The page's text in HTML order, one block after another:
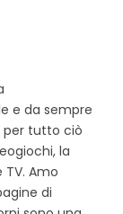
e da sempre
per tutto ciò
la
Amo
di